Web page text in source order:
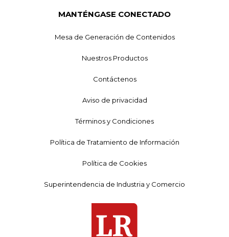
MANTÉNGASE CONECTADO
Mesa de Generación de Contenidos
Nuestros Productos
Contáctenos
Aviso de privacidad
Términos y Condiciones
Política de Tratamiento de Información
Política de Cookies
Superintendencia de Industria y Comercio